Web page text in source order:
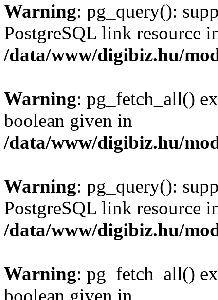
Warning: pg_query():
PostgreSQL link resource
/data/www/digibiz.hu/
Warning: pg_fetch_all()
boolean given in
/data/www/digibiz.hu/
Warning: pg_query():
PostgreSQL link resource
/data/www/digibiz.hu/
Warning: pg_fetch_all()
boolean given in